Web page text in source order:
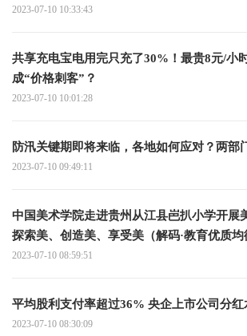
2023-07-10 10:33:43
共享充电宝电用完只充了30%！最贵8元/小
成“价格刺客”？
2023-07-10 10:01:28
防汛关键期即将来临，各地如何应对？两部
2023-07-10 09:49:11
中国美术学院走进贵州从江县岜扒小学开展
探索美、创造美、享受美（解码·教育优质均
2023-07-10 08:59:51
平均股利支付率超过36% 央企上市公司分
2023-07-10 08:30:09